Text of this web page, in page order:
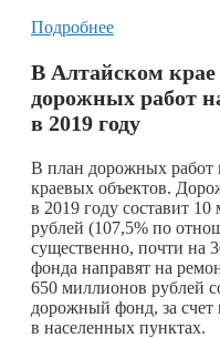
Подробнее
В Алтайском
дорожных работ
в 2019 году
В план дорожных работ
краевых объектов.
в 2019 году составит
рублей (107,5% по
существенно, почти на
фонда направят на
650 миллионов рублей
дорожный фонд, за
в населенных пунктах.